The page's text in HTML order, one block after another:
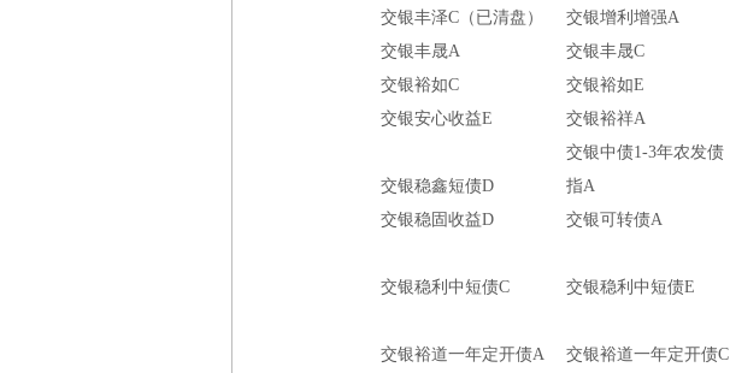
交银丰泽C（已清盘）
交银增利增强A
交银丰晟A
交银丰晟C
交银裕如C
交银裕如E
交银安心收益E
交银裕祥A
交银稳鑫短债D
交银中债1-3年农发债
指A
交银稳固收益D
交银可转债A
交银稳利中短债C 交银稳利中短债E
交银裕道一年定开债A 交银裕道一年定开债C